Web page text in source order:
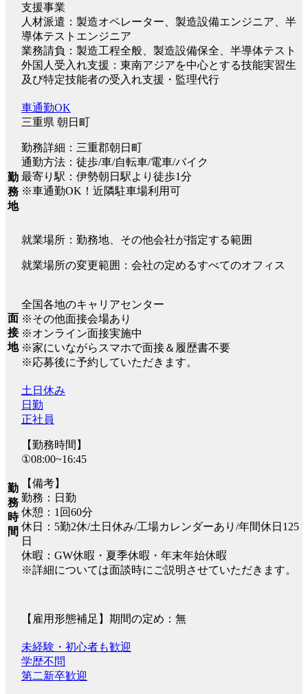
支援事業
人材派遣：製造オペレーター、製造設備エンジニア、半
導体テストエンジニア
業務請負：製造工程全般、製造設備保全、半導体テスト
外国人受入れ支援：東南アジアを中心とする技能実習生
及び特定技能者の受入れ支援・監理代行
勤
務
地
車通勤OK
三重県 朝日町
勤務詳細：三重郡朝日町
通勤方法：徒歩/車/自転車/電車/バイク
最寄り駅：伊勢朝日駅より徒歩1分
※車通勤OK！近隣駐車場利用可
就業場所：勤務地、その他会社が指定する範囲
就業場所の変更範囲：会社の定めるすべてのオフィス
面
接
地
全国各地のキャリアセンター
※その他面接会場あり
※オンライン面接実施中
※家にいながらスマホで面接＆履歴書不要
※応募後に予約していただきます。
勤
務
時
間
土日休み
日勤
正社員
【勤務時間】
①08:00~16:45
【備考】
勤務：日勤
休憩：1回60分
休日：5勤2休/土日休み/工場カレンダーあり/年間休日125
日
休暇：GW休暇・夏季休暇・年末年始休暇
※詳細については面談時にご説明させていただきます。
【雇用形態補足】期間の定め：無
未経験・初心者も歓迎
学歴不問
第二新卒歓迎